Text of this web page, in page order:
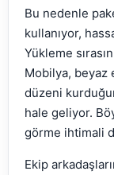
Bu nedenle
kullanıyor,
Yükleme
Mobilya, beyaz
düzeni
hale geliyor.
görme ihtimali
Ekip